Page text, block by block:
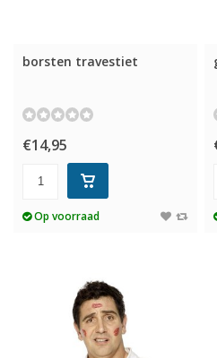
borsten travestiet
€14,95
Op voorraad